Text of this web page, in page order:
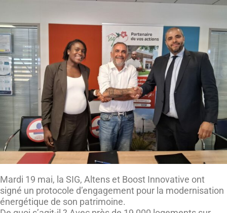
Mardi 19 mai, la SIG, Altens et Boost Innovative ont
signé un protocole d’engagement pour la modernisation
énergétique de son patrimoine.